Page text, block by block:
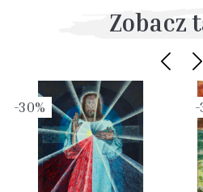
Zobacz
-30% -